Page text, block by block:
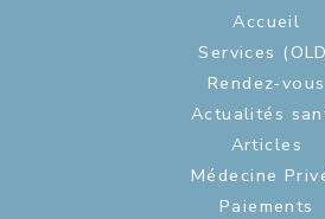
Accueil
Services
Rendez-vous
Actualités
Articles
Médecine
Paiements